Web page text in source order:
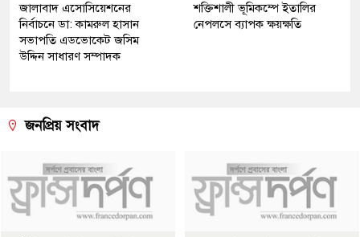
জালাবাদ এসোসিয়েশনের
নির্বাচনে ডা: কামরুল হাসান
সভাপতি এডভোকেট জসিম
উদ্দিন সাধারণ সম্পাদক
শক্তিশালী ভূমিকম্পে ইতালির
নেপলসে ব্যাপক ক্ষয়ক্ষতি
জনপ্রিয় সংবাদ